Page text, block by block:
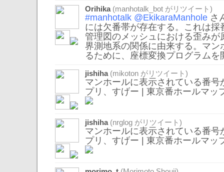
Orihika(manhotalk_bot がリツイート)
#manhotalk @EkikaraManhole さ
には欠番帯が存在する。これは
管理図のメッシュにおける歪みが
界測地系の関係に由来する。マン
るために、座標変換プログラムを
jishiha(mikoton がリツイート)
マンホールに表示されている番
プリ、すげー | 東京番ホールマッ
jishiha(nrglog がリツイート)
マンホールに表示されている番
プリ、すげー | 東京番ホールマッ